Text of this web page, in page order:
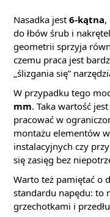
Nasadka jest 6-kątna,
do łbów śrub i
geometrii sprzyja
czemu praca jest
„ślizgania się”
W przypadku tego
mm. Taka wartość
pracować w
montażu elementów
instalacyjnych czy
się zasięg bez
Warto też pamiętać o
standardu napędu: to
grzechotkami i